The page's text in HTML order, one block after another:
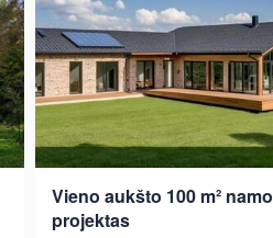
Vieno aukšto 100 m² namo
projektas